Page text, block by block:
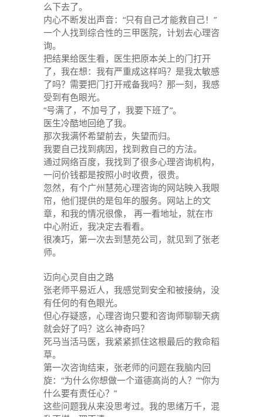
么下去了。
内心不断发出声音：“只有自己才能救自己！”
一个人找到综合性的三甲医院，计划去心理咨
询。
把结果给医生看，医生把原本关上的门打开
了，我在想：我有严重成这样吗？是我太敏感
了吗？需要把门打开戒备我吗？那一刻，我感
受到有色眼光。
“号满了，不加号了，我要下班了”。
医生冷酷地回绝了我。
那次我满怀希望前去，失望而归。
我要自己找到病因，找到救自己的方法。
通过网络百度，我找到了很多心理咨询机构，
一问价钱都是按照小时收费，很贵。
忽然，有个广州慧苑心理咨询的网站映入我眼
帘，他们提供的是包年的服务。网站上的文
章，和我的情况很像， 再一看地址，就在市
中心附近，我决定去看看。
很凑巧，第一次去到慧苑公司，就见到了张老
师。
迈向心灵自由之路
张老师平易近人，我感觉到安全和被接纳，没
有任何的有色眼光。
但心存疑惑，心理咨询只要和咨询师聊聊天病
就会好了吗？这么神奇吗？
死马当活马医，我紧紧抓住这根最后的救命稻
草。
第一次咨询结束，张老师的问题在我脑内回
旋：“为什么你想做一个道德高尚的人？”“你为
什么要有责任心？”
这些问题我从来没思考过。我的思绪万千，混